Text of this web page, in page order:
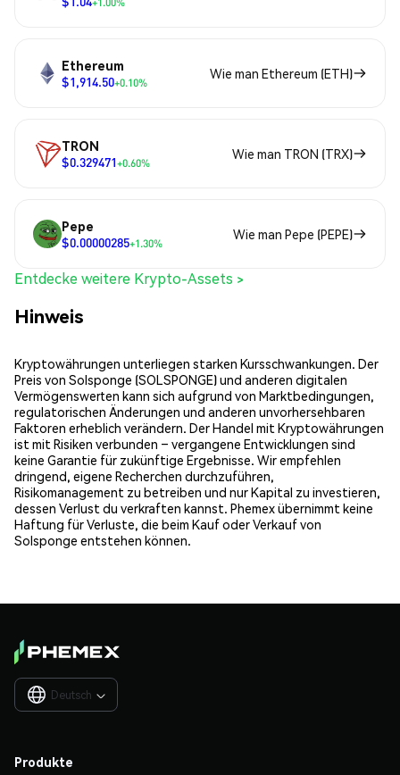
Ethereum
$1,914.50+0.10%
Wie man Ethereum (ETH)
TRON
$0.329471+0.60%
Wie man TRON (TRX)
Pepe
$0.00000285+1.30%
Wie man Pepe (PEPE)
Entdecke weitere Krypto-Assets >
Hinweis
Kryptowährungen unterliegen starken Kursschwankungen. Der
Preis von Solsponge (SOLSPONGE) und anderen digitalen
Vermögenswerten kann sich aufgrund von Marktbedingungen,
regulatorischen Änderungen und anderen unvorhersehbaren
Faktoren erheblich verändern. Der Handel mit Kryptowährungen
ist mit Risiken verbunden – vergangene Entwicklungen sind
keine Garantie für zukünftige Ergebnisse. Wir empfehlen
dringend, eigene Recherchen durchzuführen,
Risikomanagement zu betreiben und nur Kapital zu investieren,
dessen Verlust du verkraften kannst. Phemex übernimmt keine
Haftung für Verluste, die beim Kauf oder Verkauf von
Solsponge entstehen können.
Deutsch 
Produkte